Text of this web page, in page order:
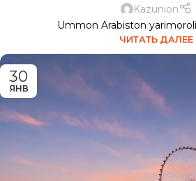
Kazunion
Ummon Arabiston
ЧИТАТЬ ДАЛЕЕ
30
ЯНВ